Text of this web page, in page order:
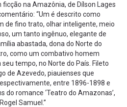
na Amazônia, de Dílson Lages
“Um é descrito como
de fino trato, olhar inteligente, meio
um tanto ingênuo, elegante de
abastada, dona do Norte do
como um combativo homem
tempo, no Norte do País. Fileto
de Azevedo, piauienses que
entre 1896-1898 e
do romance ‘Teatro do Amazonas’,
Samuel.”